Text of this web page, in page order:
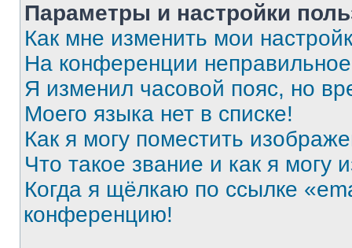
Параметры и настройки
Как мне изменить мои
На конференции
Я изменил часовой пояс, но
Моего языка нет в списке!
Как я могу поместить
Что такое звание и как я могу
Когда я щёлкаю по ссылке
конференцию!